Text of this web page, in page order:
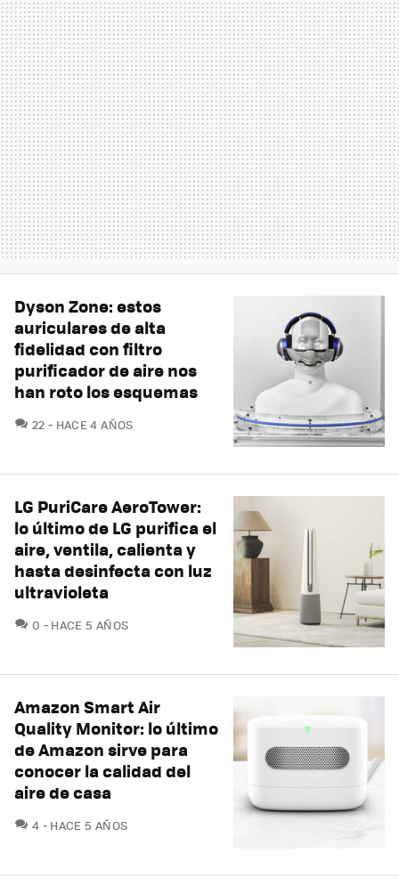
Dyson Zone: estos
auriculares de alta
fidelidad con filtro
purificador de aire nos
han roto los esquemas
22 COMENTARIOS
HACE 4 AÑOS
LG PuriCare AeroTower:
lo último de LG purifica el
aire, ventila, calienta y
hasta desinfecta con luz
ultravioleta
0 COMENTARIOS
HACE 5 AÑOS
Amazon Smart Air
Quality Monitor: lo último
de Amazon sirve para
conocer la calidad del
aire de casa
4 COMENTARIOS
HACE 5 AÑOS